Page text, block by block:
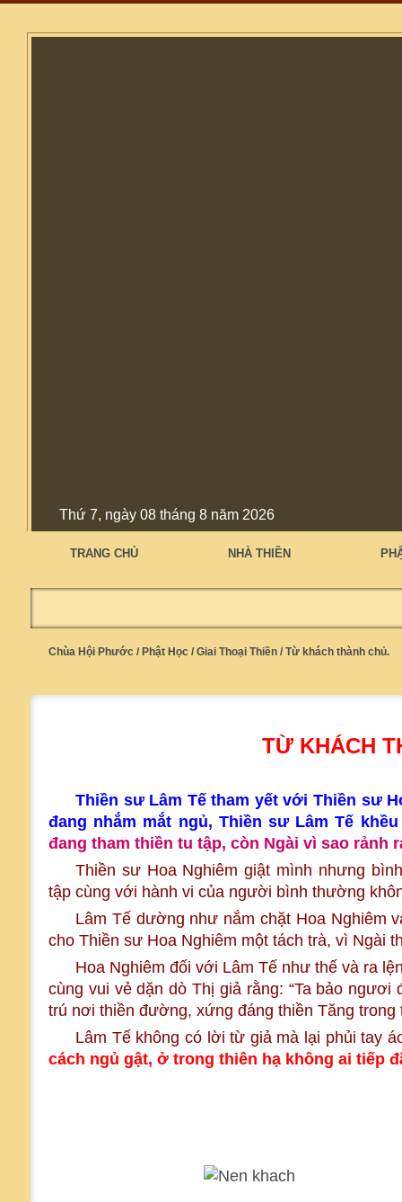
Thứ 7, ngày 08 tháng 8 năm 2026
TRANG CHỦ NHÀ THIỀN
Chùa Hội Phước / Phật Học / Giai Thoại Thiền / Từ khách thành chủ.
TỪ KHÁCH
Thiền sư Lâm Tế tham yết với Thiền sư
đang nhắm mắt ngủ, Thiền sư Lâm Tế
đang tham thiền tu tập, còn Ngài vì sao rảnh
Thiền sư Hoa Nghiêm giật mình nhưng
tập cùng với hành vi của người bình thường
Lâm Tế dường như nắm chặt Hoa Nghiêm
cho Thiền sư Hoa Nghiêm một tách trà, vì Ngài
Hoa Nghiêm đối với Lâm Tế như thế và ra
cùng vui vẻ dặn dò Thị giả rằng: “Ta bảo
trú nơi thiền đường, xứng đáng thiền Tăng trong
Lâm Tế không có lời từ giả mà lại phủi tay
cách ngủ gật, ở trong thiên hạ không ai tiếp